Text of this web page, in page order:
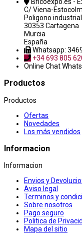
C/ Viena-
Poligono
30353 Cartagena
Murcia
España
Whatsapp:
+34 693 805
Online Chat
Productos
Productos
Ofertas
Novedades
Los más vendidos
Informacion
Informacion
Envios y
Aviso legal
Terminos y
Sobre nosotros
Pago seguro
Politica de
Mapa del sitio